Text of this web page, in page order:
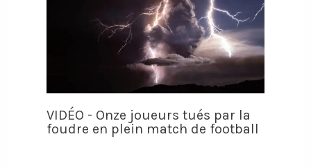
VIDÉO - Onze joueurs tués par la
foudre en plein match de football